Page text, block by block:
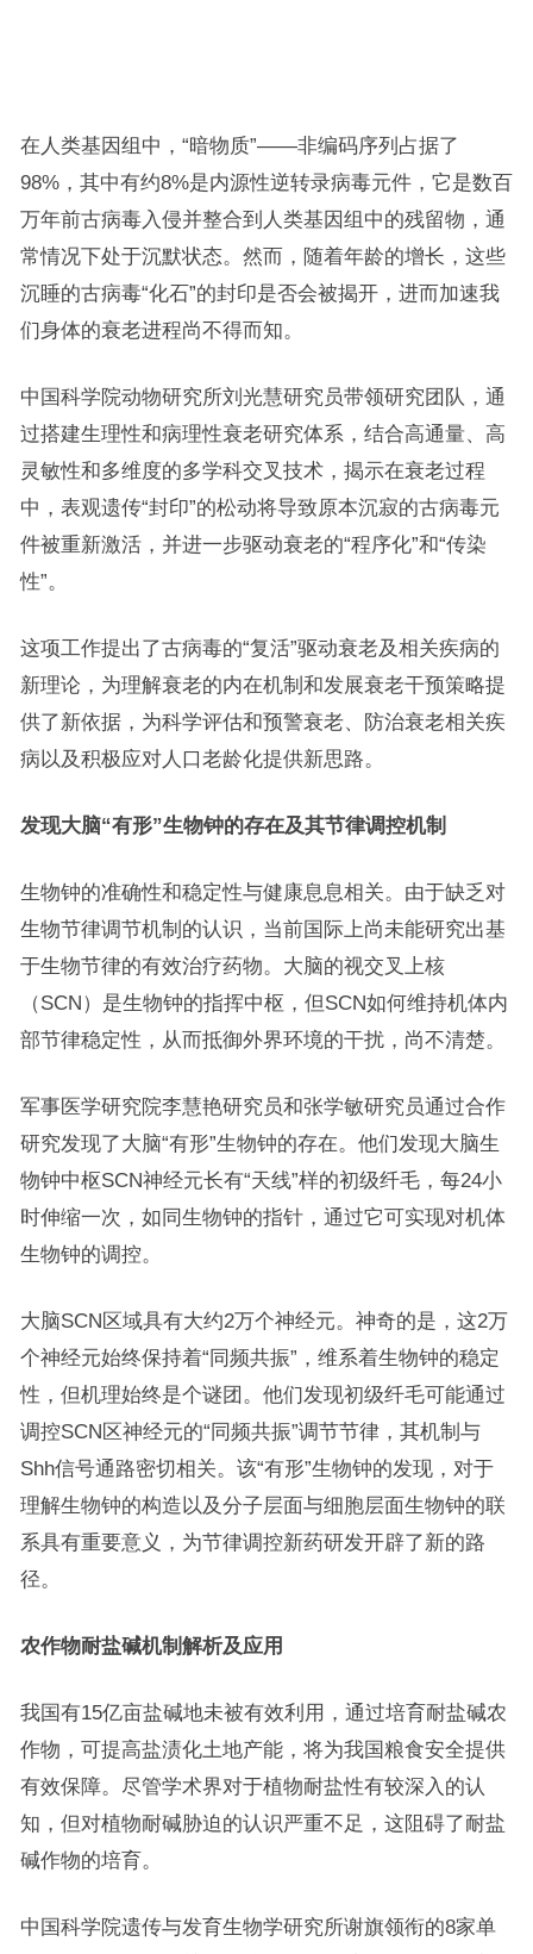
在人类基因组中，“暗物质”——非编码序列占据了
98%，其中有约8%是内源性逆转录病毒元件，它是数百
万年前古病毒入侵并整合到人类基因组中的残留物，通
常情况下处于沉默状态。然而，随着年龄的增长，这些
沉睡的古病毒“化石”的封印是否会被揭开，进而加速我
们身体的衰老进程尚不得而知。
中国科学院动物研究所刘光慧研究员带领研究团队，通
过搭建生理性和病理性衰老研究体系，结合高通量、高
灵敏性和多维度的多学科交叉技术，揭示在衰老过程
中，表观遗传“封印”的松动将导致原本沉寂的古病毒元
件被重新激活，并进一步驱动衰老的“程序化”和“传染
性”。
这项工作提出了古病毒的“复活”驱动衰老及相关疾病的
新理论，为理解衰老的内在机制和发展衰老干预策略提
供了新依据，为科学评估和预警衰老、防治衰老相关疾
病以及积极应对人口老龄化提供新思路。
发现大脑“有形”生物钟的存在及其节律调控机制
生物钟的准确性和稳定性与健康息息相关。由于缺乏对
生物节律调节机制的认识，当前国际上尚未能研究出基
于生物节律的有效治疗药物。大脑的视交叉上核
（SCN）是生物钟的指挥中枢，但SCN如何维持机体内
部节律稳定性，从而抵御外界环境的干扰，尚不清楚。
军事医学研究院李慧艳研究员和张学敏研究员通过合作
研究发现了大脑“有形”生物钟的存在。他们发现大脑生
物钟中枢SCN神经元长有“天线”样的初级纤毛，每24小
时伸缩一次，如同生物钟的指针，通过它可实现对机体
生物钟的调控。
大脑SCN区域具有大约2万个神经元。神奇的是，这2万
个神经元始终保持着“同频共振”，维系着生物钟的稳定
性，但机理始终是个谜团。他们发现初级纤毛可能通过
调控SCN区神经元的“同频共振”调节节律，其机制与
Shh信号通路密切相关。该“有形”生物钟的发现，对于
理解生物钟的构造以及分子层面与细胞层面生物钟的联
系具有重要意义，为节律调控新药研发开辟了新的路
径。
农作物耐盐碱机制解析及应用
我国有15亿亩盐碱地未被有效利用，通过培育耐盐碱农
作物，可提高盐渍化土地产能，将为我国粮食安全提供
有效保障。尽管学术界对于植物耐盐性有较深入的认
知，但对植物耐碱胁迫的认识严重不足，这阻碍了耐盐
碱作物的培育。
中国科学院遗传与发育生物学研究所谢旗领衔的8家单